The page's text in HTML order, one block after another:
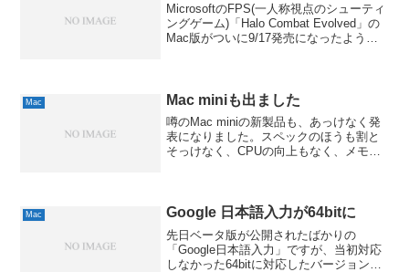
MicrosoftのFPS(一人称視点のシューティ
ングゲーム)「Halo Combat Evolved」の
Mac版がついに9/17発売になったよう
Mac Mac miniも出ました
噂のMac miniの新製品も、あっけなく発
表になりました。スペックのほうも割と
そっけなく、CPUの向上もなく、メモリ
Mac Google 日本語入力が64bitに
先日ベータ版が公開されたばかりの
「Google日本語入力」ですが、当初対応
しなかった64bitに対応したバージョンが